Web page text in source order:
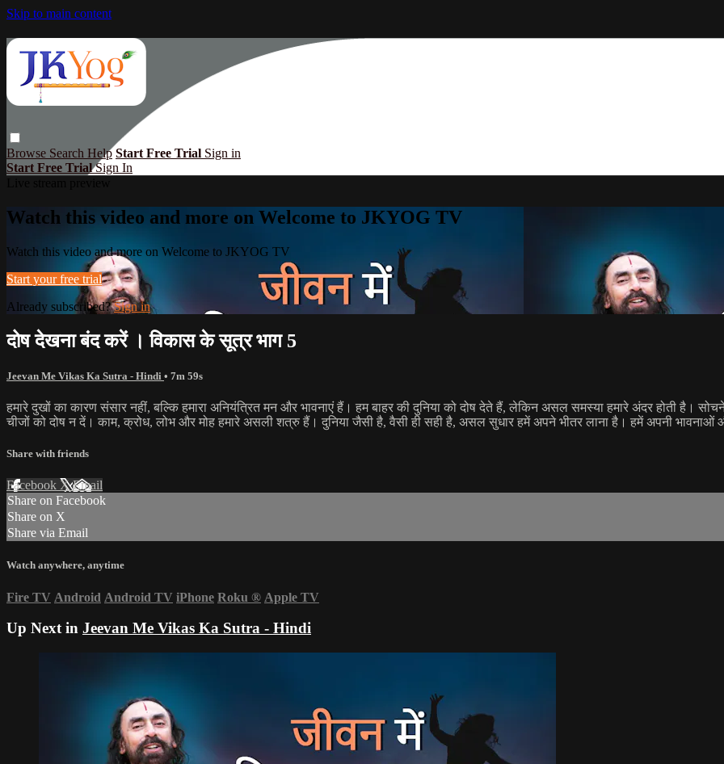
Skip to main content
Browse Search Help Start Free Trial Sign in
Start Free TrialSign In
Watch this video and more on Welcome to JKYOG TV
Watch this video and more on Welcome to JKYOG TV
Start your free trial
Already subscribed?Sign in
दोष देखना बंद करें । विकास के सूत्र भाग 5
Jeevan Me Vikas Ka Sutra - Hindi • 7m 59s
हमारे दुखों का कारण संसार नहीं, बल्कि हमारा अनियंत्रित मन और भावनाएं हैं। हम बाहर की दुनिया को दोष देते हैं, लेकिन असल समस्या हमारे अंदर होती है।
चीजों को दोष न दें। काम, क्रोध, लोभ और मोह हमारे असली शत्रु हैं। दुनिया जैसी है, वैसी ही सही है, असल सुधार हमें अपने भीतर लाना है। हमें अपनी भावनाओं
Share with friends
Facebook XEmail
Share on Facebook
Share on X
Share via Email
Watch anywhere, anytime
Fire TV Android Android TV iPhone Roku ® Apple TV
Up Next in Jeevan Me Vikas Ka Sutra - Hindi